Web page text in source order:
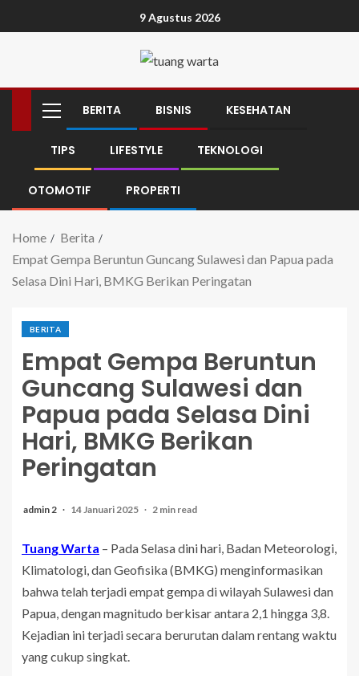
9 Agustus 2026
BERITA BISNIS KESEHATAN
TIPS LIFESTYLE TEKNOLOGI
OTOMOTIF PROPERTI
Home
Berita
Empat Gempa Beruntun Guncang Sulawesi dan Papua pada
Selasa Dini Hari, BMKG Berikan Peringatan
BERITA
Empat Gempa Beruntun
Guncang Sulawesi dan
Papua pada Selasa Dini
Hari, BMKG Berikan
Peringatan
admin 2 14 Januari 2025 2 min read
Tuang Warta – Pada Selasa dini hari, Badan Meteorologi,
Klimatologi, dan Geofisika (BMKG) menginformasikan
bahwa telah terjadi empat gempa di wilayah Sulawesi dan
Papua, dengan magnitudo berkisar antara 2,1 hingga 3,8.
Kejadian ini terjadi secara berurutan dalam rentang waktu
yang cukup singkat.